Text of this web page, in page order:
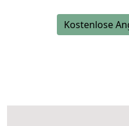
Kostenlose